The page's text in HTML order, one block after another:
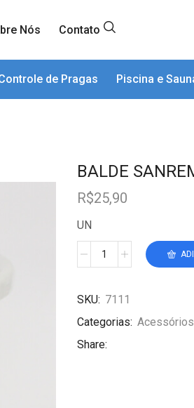
Nós Contato
de Pragas Piscina e
BALDE
R$25,90
UN
SKU: 7111
Categorias:
Share: